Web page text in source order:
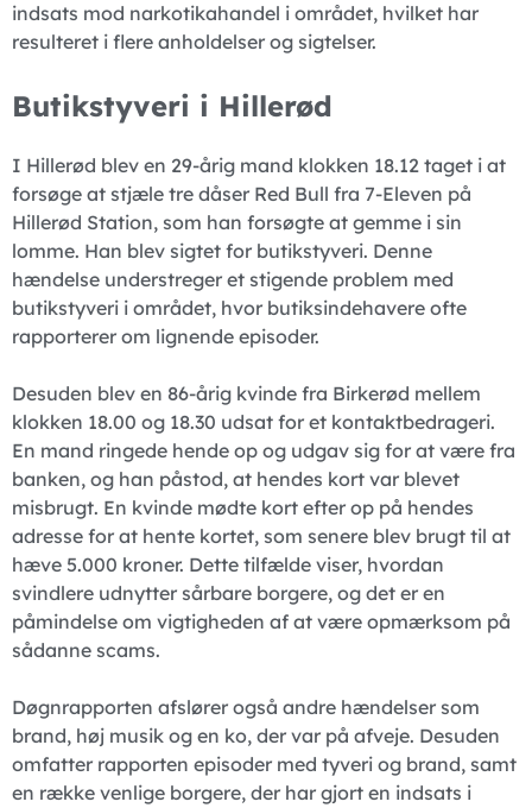
indsats mod narkotikahandel i området, hvilket har
resulteret i flere anholdelser og sigtelser.
Butikstyveri i Hillerød
I Hillerød blev en 29-årig mand klokken 18.12 taget i at
forsøge at stjæle tre dåser Red Bull fra 7-Eleven på
Hillerød Station, som han forsøgte at gemme i sin
lomme. Han blev sigtet for butikstyveri. Denne
hændelse understreger et stigende problem med
butikstyveri i området, hvor butiksindehavere ofte
rapporterer om lignende episoder.
Desuden blev en 86-årig kvinde fra Birkerød mellem
klokken 18.00 og 18.30 udsat for et kontaktbedrageri.
En mand ringede hende op og udgav sig for at være fra
banken, og han påstod, at hendes kort var blevet
misbrugt. En kvinde mødte kort efter op på hendes
adresse for at hente kortet, som senere blev brugt til at
hæve 5.000 kroner. Dette tilfælde viser, hvordan
svindlere udnytter sårbare borgere, og det er en
påmindelse om vigtigheden af at være opmærksom på
sådanne scams.
Døgnrapporten afslører også andre hændelser som
brand, høj musik og en ko, der var på afveje. Desuden
omfatter rapporten episoder med tyveri og brand, samt
en række venlige borgere, der har gjort en indsats i